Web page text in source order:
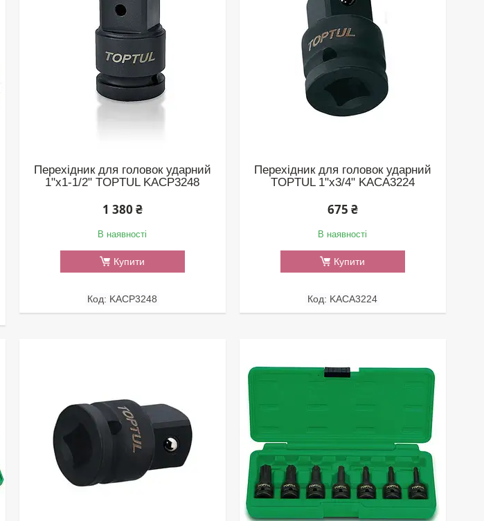
Перехідник для головок ударний
1"х1-1/2" TOPTUL KACP3248
1 380 ₴
В наявності
Купити
KACP3248
Перехідник для головок ударний
TOPTUL 1"х3/4" KACA3224
675 ₴
В наявності
Купити
KACA3224